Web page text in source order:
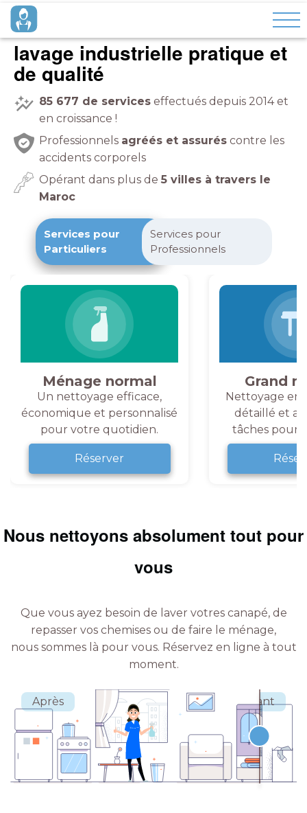
lavage industrielle pratique et
de qualité
85 677 de services effectués depuis 2014 et
en croissance !
Professionnels agréés et assurés contre les
accidents corporels
Opérant dans plus de 5 villes à travers le
Maroc
Services pour
Particuliers
Services pour
Professionnels
Ménage normal
Un nettoyage efficace,
économique et personnalisé
pour votre quotidien.
Réserver
Grand
Nettoyage en
détaillé et
tâches pour
Nous nettoyons absolument tout pour
vous
Que vous ayez besoin de laver votres canapé, de
repasser vos chemises ou de faire le ménage,
nous sommes là pour vous. Réservez en ligne à tout
moment.